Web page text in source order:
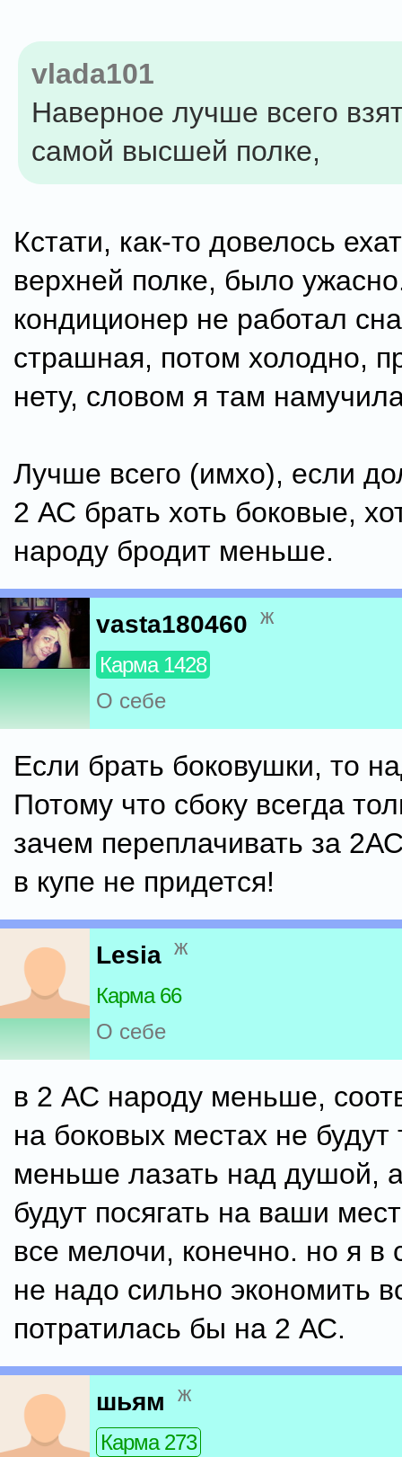
vlada101
Наверное лучше всего
самой высшей полке,
Кстати, как-то довелось
верхней полке, было
кондиционер не работал
страшная, потом холодно,
нету, словом я там
Лучше всего (имхо), если
2 АС брать хоть боковые,
народу бродит меньше.
vasta180460 ж
Карма 1428
О себе
Если брать боковушки, то
Потому что сбоку всегда
зачем переплачивать за
в купе не придется!
Lesia ж
Карма 66
О себе
в 2 АС народу меньше,
на боковых местах не будут
меньше лазать над душой,
будут посягать на ваши
все мелочи, конечно. но я в
не надо сильно экономить
потратилась бы на 2 АС.
шьям ж
Карма 273